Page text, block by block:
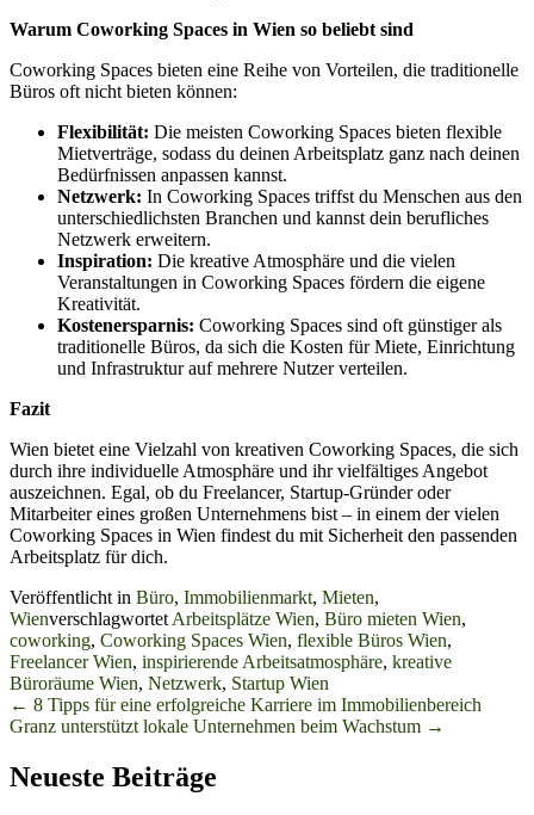
Warum Coworking Spaces in Wien so beliebt sind
Coworking Spaces bieten eine Reihe von Vorteilen, die traditionelle
Büros oft nicht bieten können:
Flexibilität: Die meisten Coworking Spaces bieten flexible
Mietverträge, sodass du deinen Arbeitsplatz ganz nach deinen
Bedürfnissen anpassen kannst.
Netzwerk: In Coworking Spaces triffst du Menschen aus den
unterschiedlichsten Branchen und kannst dein berufliches
Netzwerk erweitern.
Inspiration: Die kreative Atmosphäre und die vielen
Veranstaltungen in Coworking Spaces fördern die eigene
Kreativität.
Kostenersparnis: Coworking Spaces sind oft günstiger als
traditionelle Büros, da sich die Kosten für Miete, Einrichtung
und Infrastruktur auf mehrere Nutzer verteilen.
Fazit
Wien bietet eine Vielzahl von kreativen Coworking Spaces, die sich
durch ihre individuelle Atmosphäre und ihr vielfältiges Angebot
auszeichnen. Egal, ob du Freelancer, Startup-Gründer oder
Mitarbeiter eines großen Unternehmens bist – in einem der vielen
Coworking Spaces in Wien findest du mit Sicherheit den passenden
Arbeitsplatz für dich.
Veröffentlicht in Büro, Immobilienmarkt, Mieten,
Wienverschlagwortet Arbeitsplätze Wien, Büro mieten Wien,
coworking, Coworking Spaces Wien, flexible Büros Wien,
Freelancer Wien, inspirierende Arbeitsatmosphäre, kreative
Büroräume Wien, Netzwerk, Startup Wien
Beitrags-
Navigation
← 8 Tipps für eine erfolgreiche Karriere im Immobilienbereich
Granz unterstützt lokale Unternehmen beim Wachstum →
Neueste Beiträge